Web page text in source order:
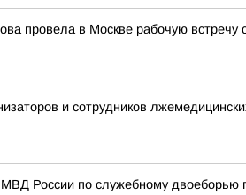
провела в Москве рабочую
и сотрудников
России по служебному двоеборью